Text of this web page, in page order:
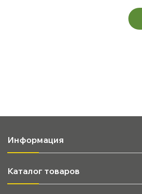
Информация
Каталог товаров